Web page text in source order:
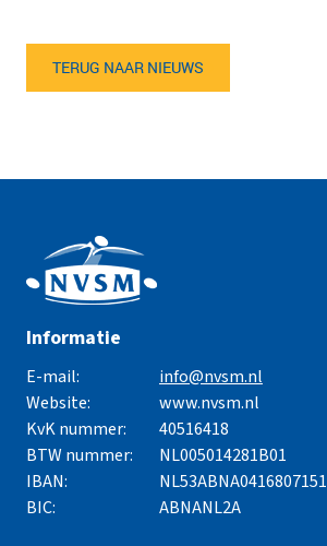
TERUG NAAR NIEUWS
Informatie
E-mail:
Website:
KvK nummer:
BTW nummer:
IBAN:
BIC:
info@nvsm.nl
www.nvsm.nl
40516418
NL005014281B01
NL53ABNA0416807151
ABNANL2A